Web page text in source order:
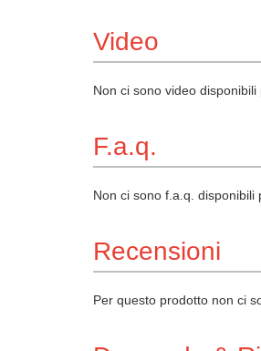
Video
Non ci sono video disponibili
F.a.q.
Non ci sono f.a.q. disponibili
Recensioni
Per questo prodotto non ci